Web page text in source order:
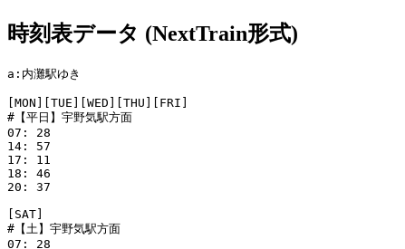
時刻表データ (NextTrain形式)
a:内灘駅ゆき
[MON][TUE][WED][THU][FRI]
#【平日】宇野気駅方面
07: 28
14: 57
17: 11
18: 46
20: 37
[SAT]
#【土】宇野気駅方面
07: 28